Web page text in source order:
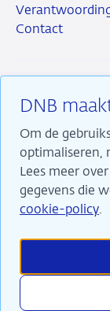
DNB
Om de
optimaliseren,
Lees meer
gegevens die
cookie-policy.
Contact
Wij maken ons
dragen